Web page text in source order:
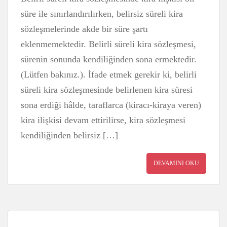
süre ile sınırlandırılırken, belirsiz süreli kira
sözleşmelerinde akde bir süre şartı
eklenmemektedir. Belirli süreli kira sözleşmesi,
sürenin sonunda kendiliğinden sona ermektedir.
(Lütfen bakınız.). İfade etmek gerekir ki, belirli
süreli kira sözleşmesinde belirlenen kira süresi
sona erdiği hâlde, taraflarca (kiracı-kiraya veren)
kira ilişkisi devam ettirilirse, kira sözleşmesi
kendiliğinden belirsiz […]
DEVAMINI OKU